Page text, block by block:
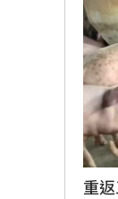
後，
重